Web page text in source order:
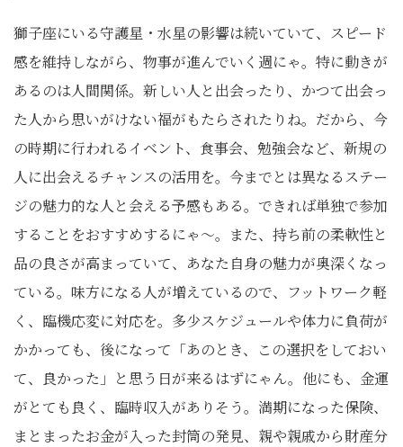
獅子座にいる守護星・水星の影響は続いていて、スピード
感を維持しながら、物事が進んでいく週にゃ。特に動きが
あるのは人間関係。新しい人と出会ったり、かつて出会っ
た人から思いがけない福がもたらされたりね。だから、今
の時期に行われるイベント、食事会、勉強会など、新規の
人に出会えるチャンスの活用を。今までとは異なるステー
ジの魅力的な人と会える予感もある。できれば単独で参加
することをおすすめするにゃ〜。また、持ち前の柔軟性と
品の良さが高まっていて、あなた自身の魅力が奥深くなっ
ている。味方になる人が増えているので、フットワーク軽
く、臨機応変に対応を。多少スケジュールや体力に負荷が
かかっても、後になって「あのとき、この選択をしておい
て、良かった」と思う日が来るはずにゃん。他にも、金運
がとても良く、臨時収入がありそう。満期になった保険、
まとまったお金が入った封筒の発見、親や親戚から財産分